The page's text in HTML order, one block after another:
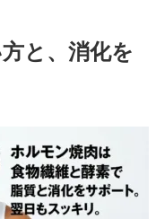
と、消化を